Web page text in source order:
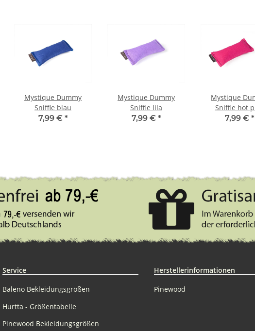
Mystique Dummy
Sniffle blau
7,99 € *
Mystique Dummy
Sniffle lila
7,99 € *
Mystique
Sniffle hot
7,99 € *
Service
Baleno Bekleidungsgrößen
Hurtta - Größentabelle
Pinewood Bekleidungsgrößen
Herstellerinformationen
Pinewood